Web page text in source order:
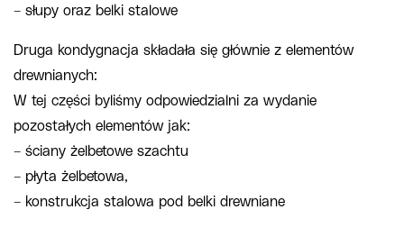
– słupy oraz belki stalowe
Druga kondygnacja składała się głównie z elementów
drewnianych:
W tej części byliśmy odpowiedzialni za wydanie
pozostałych elementów jak:
– ściany żelbetowe szachtu
– płyta żelbetowa,
– konstrukcja stalowa pod belki drewniane